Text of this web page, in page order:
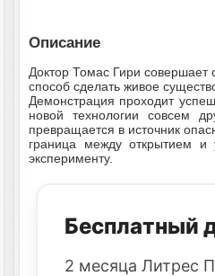
Описание
Доктор Томас Гири совершает
способ сделать живое
Демонстрация проходит
новой технологии совсем
превращается в источник
граница между открытием и
эксперименту.
Бесплатный
2 месяца Литрес